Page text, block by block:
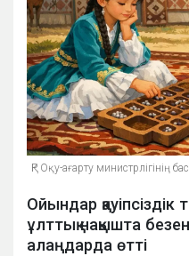
ҚР Оқу-ағарту министрлігінің
Ойындар қауіпсіздік
ұлттық нақышта
алаңдарда өтті